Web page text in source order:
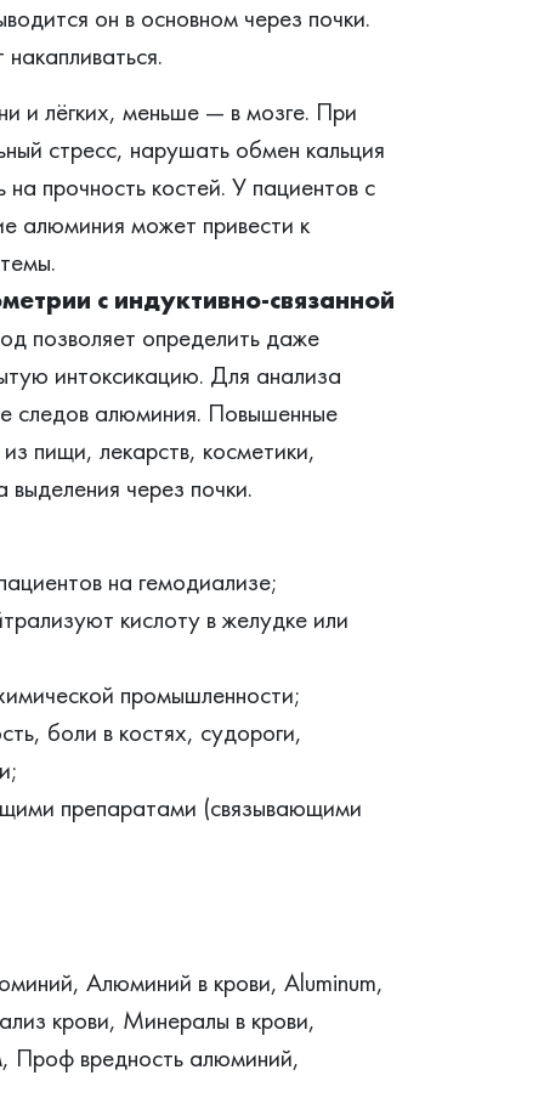
он в основном через почки.
и лёгких, меньше — в мозге. При
стресс, нарушать обмен кальция
прочность костей. У пациентов с
алюминия может привести к
с индуктивно‑связанной
позволяет определить даже
интоксикацию. Для анализа
следов алюминия. Повышенные
пищи, лекарств, косметики,
через почки.
на гемодиализе;
кислоту в желудке или
промышленности;
боли в костях, судороги,
препаратами (связывающими
Алюминий в крови, Aluminum,
крови, Минералы в крови,
Проф вредность алюминий,